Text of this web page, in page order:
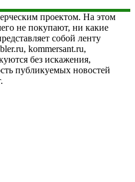
проектом. На этом
не покупают, ни какие
собой ленту
kommersant.ru,
без искажения,
публикуемых новостей